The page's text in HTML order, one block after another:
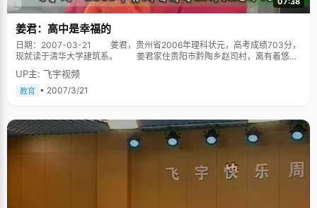
姜君：高中是幸福的
日期：2007-03-21 姜君，贵州省2006年理科状元，高考成绩703分，
现就读于清华大学建筑系。 姜君家住贵阳市黔陶乡赵司村，离有着悠久
文化历史的周渔璜的桐墅书屋并不远，村里人都戏称300年的文脉延绵到了
姜君身上。跟文科状元黄厚瀚一样，姜君同样是来自农村的孩子，眼神清澈
纯亮，说话率直坦诚，浑身带着一股清新的气息。 超越老师的步伐，主动学
师讲课，每一个老师都有很多的教学经验，每一堂课都是精华，认真领会就
可以了。当然，听课并不是说将老师讲的逐字逐句的记下来的OK了，一定要
主动的去学习，在老师讲每个步骤的时候，就要想一下下一个步骤会是什
伐，尤其是数学，一个题有很多种解法，在听课的时候不要忘了认真快速的
思考，&rdquo;姜君说，这样的听课才是真正的听懂听会了，按照这样的方
UP主: 飞宇视频
教育 • 2007/3/21